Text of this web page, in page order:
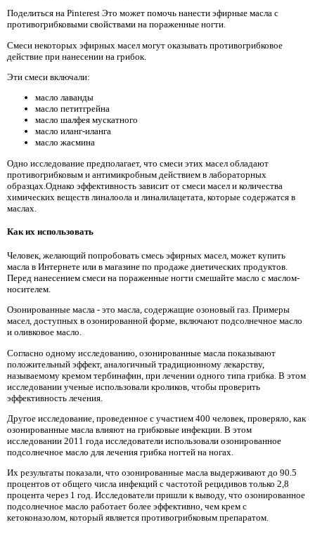
Поделиться на Pinterest Это может помочь нанести эфирные масла с
противогрибковыми свойствами на пораженные ногти.
Смеси некоторых эфирных масел могут оказывать противогрибковое
действие при нанесении на грибок.
Эти смеси включали:
масло лаванды
масло петитгрейна
масло шалфея мускатного
масло иланг-иланга
масло жасмина
Одно исследование предполагает, что смеси этих масел обладают
противогрибковым и антимикробным действием в лабораторных
образцах.Однако эффективность зависит от смеси масел и количества
химических веществ линалоола и линалилацетата, которые содержатся в
маслах.
Как их использовать
Человек, желающий попробовать смесь эфирных масел, может купить
масла в Интернете или в магазине по продаже диетических продуктов.
Перед нанесением смеси на пораженные ногти смешайте масло с маслом-
носителем.
Озонированные масла - это масла, содержащие озоновый газ. Примеры
масел, доступных в озонированной форме, включают подсолнечное масло
и оливковое масло.
Согласно одному исследованию, озонированные масла показывают
положительный эффект, аналогичный традиционному лекарству,
называемому кремом тербинафин, при лечении одного типа грибка. В этом
исследовании ученые использовали кроликов, чтобы проверить
эффективность лечения.
Другое исследование, проведенное с участием 400 человек, проверяло, как
озонированные масла влияют на грибковые инфекции. В этом
исследовании 2011 года исследователи использовали озонированное
подсолнечное масло для лечения грибка ногтей на ногах.
Их результаты показали, что озонированные масла выдерживают до 90.5
процентов от общего числа инфекций с частотой рецидивов только 2,8
процента через 1 год. Исследователи пришли к выводу, что озонированное
подсолнечное масло работает более эффективно, чем крем с
кетоконазолом, который является противогрибковым препаратом.